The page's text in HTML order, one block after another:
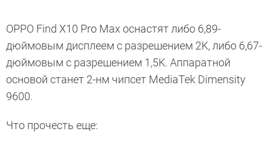
OPPO Find X10 Pro Max оснастят либо 6,89-
дюймовым дисплеем с разрешением 2K, либо 6,67-
дюймовым с разрешением 1,5K. Аппаратной
основой станет 2-нм чипсет MediaTek Dimensity
9600.
Что прочесть еще: